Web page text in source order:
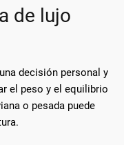
de lujo
decisión personal y
el peso y el equilibrio
o pesada puede